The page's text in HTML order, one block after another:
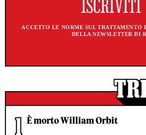
ACCETTO LE NORME SUL
DELLA NEWSLETTER DI
È morto William Orbit